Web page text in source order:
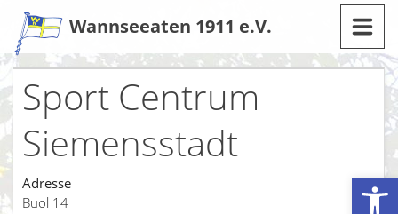
Werkzeugleiste öffnen
Zum
Inhalt
Wannseeaten 1911 e.V.
Sport Centrum
Siemensstadt
Adresse
Buol 14